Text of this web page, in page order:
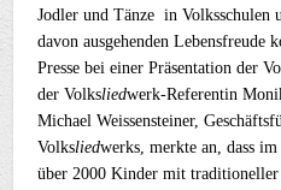
Jodler und Tänze in Volksschulen
davon ausgehenden Lebensfreude
Presse bei einer Präsentation der
der Volksliedwerk-Referentin
Michael Weissensteiner,
Volksliedwerks, merkte an, dass
über 2000 Kinder mit